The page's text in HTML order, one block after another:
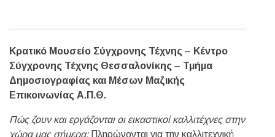
Κρατικό Μουσείο Σύγχρονης Τέχνης – Κέντρο
Σύγχρονης Τέχνης Θεσσαλονίκης – Τμήμα
Δημοσιογραφίας και Μέσων Μαζικής
Επικοινωνίας Α.Π.Θ.
Πώς ζουν και εργάζονται οι εικαστικοί καλλιτέχνες στην
χώρα μας σήμερα;Πληρώνονται για την καλλιτεχνική